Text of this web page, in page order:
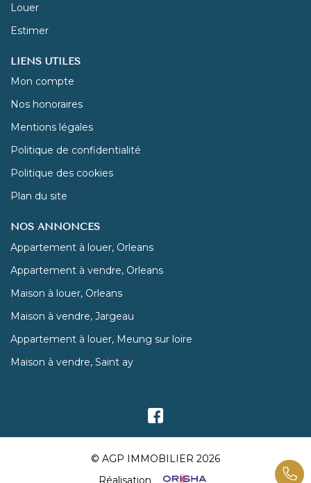
Louer
Estimer
LIENS UTILES
Mon compte
Nos honoraires
Mentions légales
Politique de confidentialité
Politique des cookies
Plan du site
NOS ANNONCES
Appartement à louer, Orleans
Appartement à vendre, Orleans
Maison à louer, Orleans
Maison à vendre, Jargeau
Appartement à louer, Meung sur loire
Maison à vendre, Saint ay
© AGP IMMOBILIER 2026
Réalisation